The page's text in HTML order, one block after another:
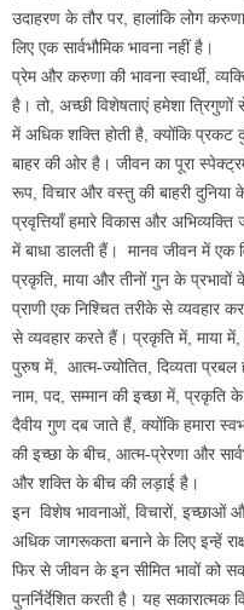
उदाहरण के तौर पर, हालांकि लोग
लिए एक सार्वभौमिक भावना नहीं है।
प्रेम और करुणा की भावना स्वार्थी,
है। तो, अच्छी विशेषताएं हमेशा त्रिगुणों
में अधिक शक्ति होती है, क्योंकि प्रकट
बाहर की ओर है। जीवन का पूरा
रूप, विचार और वस्तु की बाहरी
प्रवृत्तियाँ हमारे विकास और
में बाधा डालती हैं। मानव जीवन में एक
प्रकृति, माया और तीनों गुन के
प्राणी एक निश्चित तरीके से व्यवहार
से व्यवहार करते हैं। प्रकृति में, माया
पुरुष में, आत्म-ज्योतित, दिव्यता प्रबल
नाम, पद, सम्मान की इच्छा में, प्रकृति
दैवीय गुण दब जाते हैं, क्योंकि हमारा
की इच्छा के बीच, आत्म-प्रेरणा और
और शक्ति के बीच की लड़ाई है।
इन विशेष भावनाओं, विचारों, इच्छाओं
अधिक जागरूकता बनाने के लिए इन्हें
फिर से जीवन के इन सीमित भावों को
पुनर्निर्देशित करती है। यह सकारात्मक